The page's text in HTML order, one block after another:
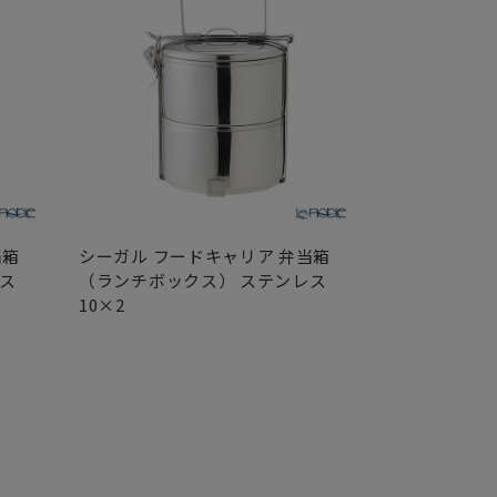
シーガル フードキャリア 弁当箱
（ランチボックス） ステンレス
10×2